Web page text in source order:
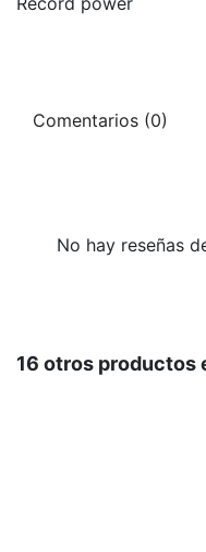
Comentarios (0)
No hay reseñas
16 otros productos